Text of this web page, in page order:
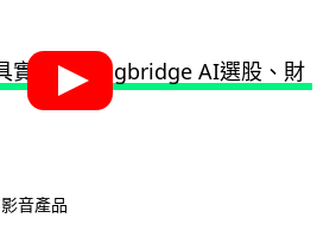
影音產品